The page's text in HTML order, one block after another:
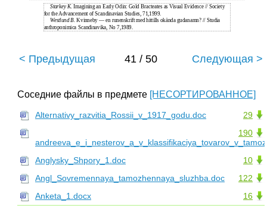
Starkey K.Imagining an Early Odin: Gold Bracteates as Visual Evidence // Society
for the Advancement of Scandinavian Studies, 71,1999.
Westlund B.Kvinneby — en runenskrift med hittills okända gudanamn? // Studia
anthroponimica Scandinavika, No 7,1989.
< Предыдущая 41 / 50 Следующая >
Соседние файлы в предмете [НЕСОРТИРОВАННОЕ]
29
Alternativy_razvitia_Rossii_v_1917_godu.doc
190
10
Anglysky_Shpory_1.doc
122
Angl_Sovremennaya_tamozhennaya_sluzhba.doc
16
Anketa_1.docx